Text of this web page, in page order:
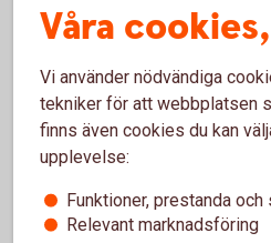
Jörgen Kennemar
Ladda ner bild
Våra
Vi använder nödvändiga
tekniker för att webbplatsen
finns även cookies du kan
upplevelse:
Funktioner, prestanda
Relevant marknadsföring